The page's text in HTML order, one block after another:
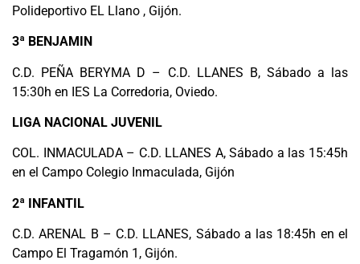
Polideportivo EL Llano , Gijón.
3ª BENJAMIN
C.D. PEÑA BERYMA D – C.D. LLANES B, Sábado a las
15:30h en IES La Corredoria, Oviedo.
LIGA NACIONAL JUVENIL
COL. INMACULADA – C.D. LLANES A, Sábado a las 15:45h
en el Campo Colegio Inmaculada, Gijón
2ª INFANTIL
C.D. ARENAL B – C.D. LLANES, Sábado a las 18:45h en el
Campo El Tragamón 1, Gijón.